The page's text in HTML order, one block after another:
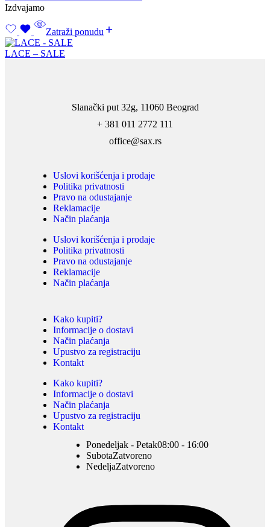
Izdvajamo
Zatraži ponudu
LACE – SALE
Slanački put 32g, 11060 Beograd
+ 381 011 2772 111
office@sax.rs
Uslovi korišćenja i prodaje
Politika privatnosti
Pravo na odustajanje
Reklamacije
Način plaćanja
Uslovi korišćenja i prodaje
Politika privatnosti
Pravo na odustajanje
Reklamacije
Način plaćanja
Kako kupiti?
Informacije o dostavi
Način plaćanja
Upustvo za registraciju
Kontakt
Kako kupiti?
Informacije o dostavi
Način plaćanja
Upustvo za registraciju
Kontakt
Ponedeljak - Petak08:00 - 16:00
SubotaZatvoreno
NedeljaZatvoreno